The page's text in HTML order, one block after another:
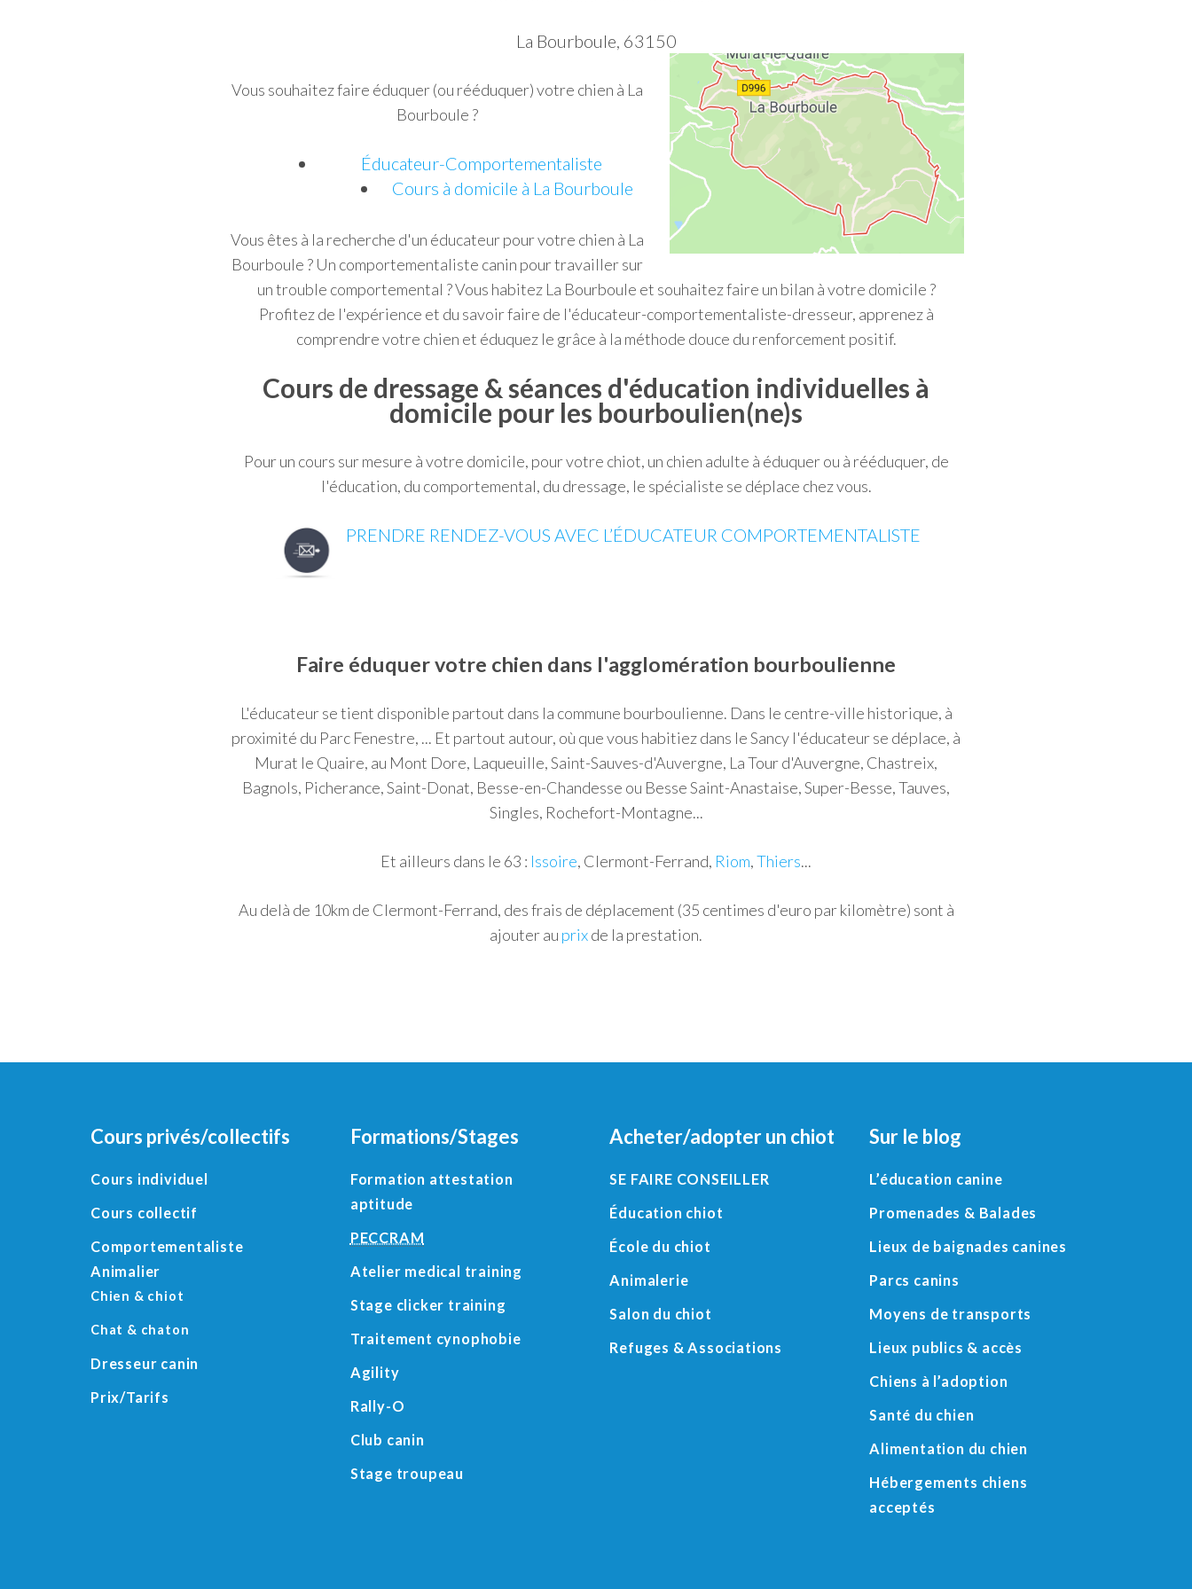
La Bourboule, 63150
Vous souhaitez faire éduquer (ou rééduquer) votre chien à La
Bourboule ?
Éducateur-Comportementaliste
Cours à domicile à La Bourboule
Vous êtes à la recherche d'un éducateur pour votre chien à La
Bourboule ? Un comportementaliste canin pour travailler sur
un trouble comportemental ? Vous habitez La Bourboule et souhaitez faire un bilan à votre domicile ?
Profitez de l'expérience et du savoir faire de l'éducateur-comportementaliste-dresseur, apprenez à
comprendre votre chien et éduquez le grâce à la méthode douce du renforcement positif.
Cours de dressage & séances d'éducation individuelles à
domicile pour les bourboulien(ne)s
Pour un cours sur mesure à votre domicile, pour votre chiot, un chien adulte à éduquer ou à rééduquer, de
l'éducation, du comportemental, du dressage, le spécialiste se déplace chez vous.
PRENDRE RENDEZ-VOUS AVEC L’ÉDUCATEUR COMPORTEMENTALISTE
Faire éduquer votre chien dans l'agglomération bourboulienne
L'éducateur se tient disponible partout dans la commune bourboulienne. Dans le centre-ville historique, à
proximité du Parc Fenestre, ... Et partout autour, où que vous habitiez dans le Sancy l'éducateur se déplace, à
Murat le Quaire, au Mont Dore, Laqueuille, Saint-Sauves-d'Auvergne, La Tour d'Auvergne, Chastreix,
Bagnols, Picherance, Saint-Donat, Besse-en-Chandesse ou Besse Saint-Anastaise, Super-Besse, Tauves,
Singles, Rochefort-Montagne...
Et ailleurs dans le 63 : Issoire, Clermont-Ferrand, Riom,Thiers...
Au delà de 10km de Clermont-Ferrand, des frais de déplacement (35 centimes d'euro par kilomètre) sont à
ajouter au prixde la prestation.
Cours privés/collectifs
Cours individuel
Cours collectif
Comportementaliste
Animalier
Chien & chiot
Chat & chaton
Dresseur canin
Prix/Tarifs
Formations/Stages
Formation attestation
aptitude
PECCRAM
Atelier medical training
Stage clicker training
Traitement cynophobie
Agility
Rally-O
Club canin
Stage troupeau
Acheter/adopter un chiot
SE FAIRE CONSEILLER
Éducation chiot
École du chiot
Animalerie
Salon du chiot
Refuges & Associations
Sur le blog
L’éducation canine
Promenades & Balades
Lieux de baignades canines
Parcs canins
Moyens de transports
Lieux publics & accès
Chiens à l’adoption
Santé du chien
Alimentation du chien
Hébergements chiens
acceptés